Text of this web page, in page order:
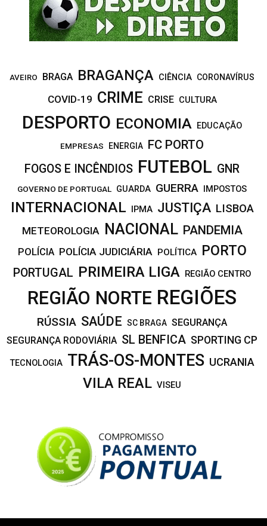
AVEIRO BRAGA BRAGANÇA CIÊNCIA CORONAVÍRUS
COVID-19 CRIME CRISE CULTURA
DESPORTO ECONOMIA EDUCAÇÃO
EMPRESAS ENERGIA FC PORTO
FOGOS E INCÊNDIOS FUTEBOL GNR
GOVERNO DE PORTUGAL GUARDA GUERRA IMPOSTOS
INTERNACIONAL IPMA JUSTIÇA LISBOA
METEOROLOGIA NACIONAL PANDEMIA
POLÍCIA POLÍCIA JUDICIÁRIA POLÍTICA PORTO
PORTUGAL PRIMEIRA LIGA REGIÃO CENTRO
REGIÃO NORTE REGIÕES
RÚSSIA SAÚDE SC BRAGA SEGURANÇA
SEGURANÇA RODOVIÁRIA SL BENFICA SPORTING CP
TECNOLOGIA TRÁS-OS-MONTES UCRANIA
VILA REAL VISEU